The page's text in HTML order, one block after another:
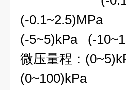
(-0.1~2.5)MPa
(-5~5)kPa (-
微压量程：
(0~100)kPa